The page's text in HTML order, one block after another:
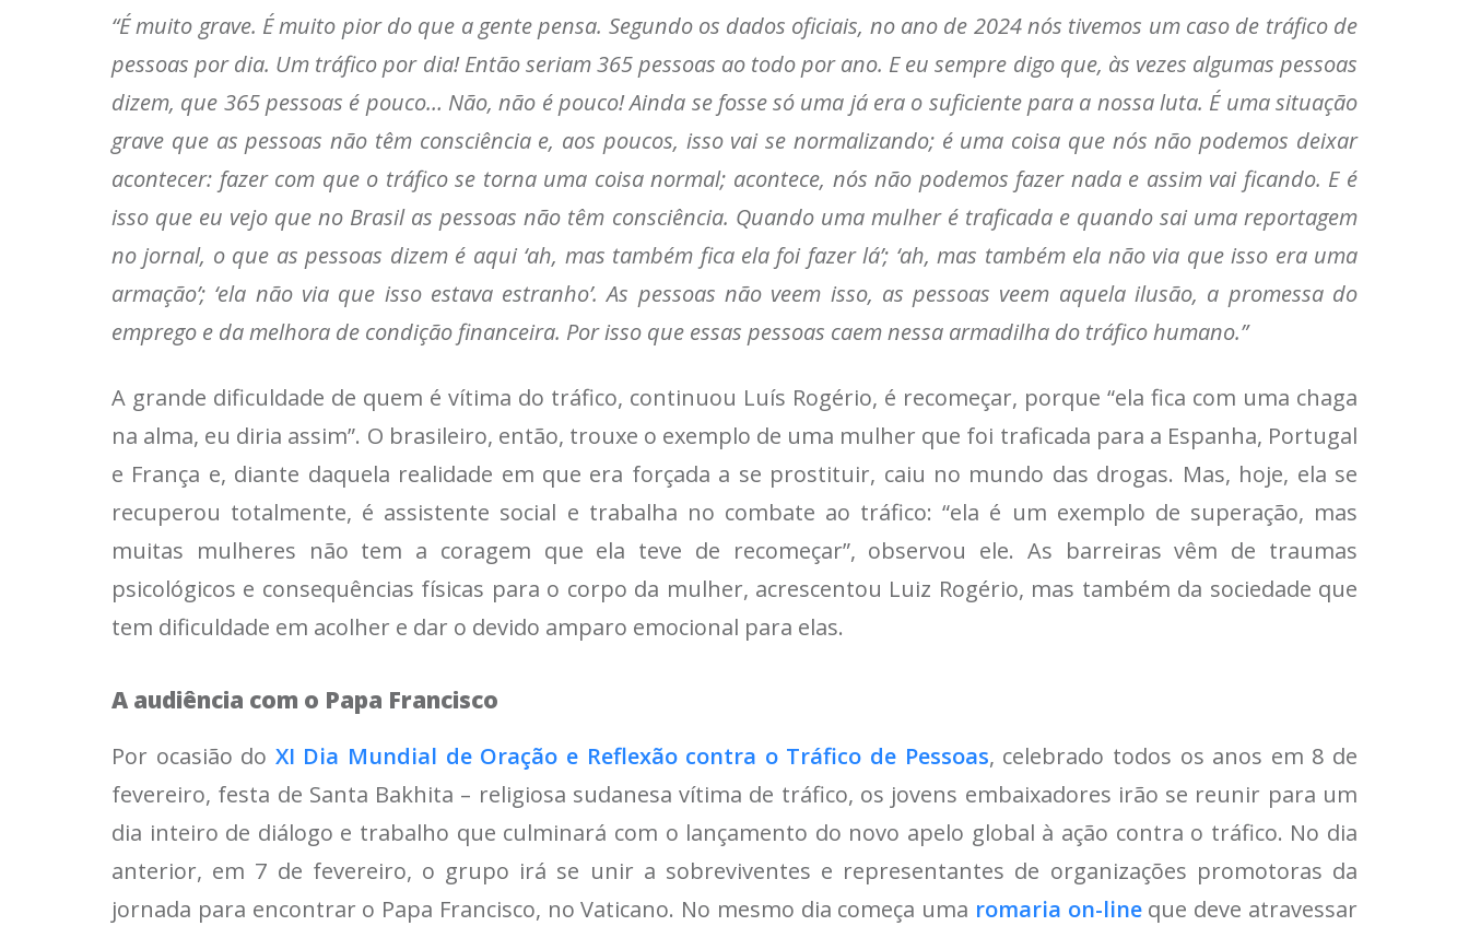
“É muito grave. É muito pior do que a gente pensa. Segundo os dados oficiais, no ano de 2024 nós tivemos um caso de tráfico de
pessoas por dia. Um tráfico por dia! Então seriam 365 pessoas ao todo por ano. E eu sempre digo que, às vezes algumas pessoas
dizem, que 365 pessoas é pouco… Não, não é pouco! Ainda se fosse só uma já era o suficiente para a nossa luta. É uma situação
grave que as pessoas não têm consciência e, aos poucos, isso vai se normalizando; é uma coisa que nós não podemos deixar
acontecer: fazer com que o tráfico se torna uma coisa normal; acontece, nós não podemos fazer nada e assim vai ficando. E é
isso que eu vejo que no Brasil as pessoas não têm consciência. Quando uma mulher é traficada e quando sai uma reportagem
no jornal, o que as pessoas dizem é aqui ‘ah, mas também fica ela foi fazer lá’; ‘ah, mas também ela não via que isso era uma
armação’; ‘ela não via que isso estava estranho’. As pessoas não veem isso, as pessoas veem aquela ilusão, a promessa do
emprego e da melhora de condição financeira. Por isso que essas pessoas caem nessa armadilha do tráfico humano.”
A grande dificuldade de quem é vítima do tráfico, continuou Luís Rogério, é recomeçar, porque “ela fica com uma chaga
na alma, eu diria assim”. O brasileiro, então, trouxe o exemplo de uma mulher que foi traficada para a Espanha, Portugal
e França e, diante daquela realidade em que era forçada a se prostituir, caiu no mundo das drogas. Mas, hoje, ela se
recuperou totalmente, é assistente social e trabalha no combate ao tráfico: “ela é um exemplo de superação, mas
muitas mulheres não tem a coragem que ela teve de recomeçar”, observou ele. As barreiras vêm de traumas
psicológicos e consequências físicas para o corpo da mulher, acrescentou Luiz Rogério, mas também da sociedade que
tem dificuldade em acolher e dar o devido amparo emocional para elas.
A audiência com o Papa Francisco
Por ocasião do XI Dia Mundial de Oração e Reflexão contra o Tráfico de Pessoas, celebrado todos os anos em 8 de
fevereiro, festa de Santa Bakhita – religiosa sudanesa vítima de tráfico, os jovens embaixadores irão se reunir para um
dia inteiro de diálogo e trabalho que culminará com o lançamento do novo apelo global à ação contra o tráfico. No dia
anterior, em 7 de fevereiro, o grupo irá se unir a sobreviventes e representantes de organizações promotoras da
jornada para encontrar o Papa Francisco, no Vaticano. No mesmo dia começa uma romaria on-lineque deve atravessar